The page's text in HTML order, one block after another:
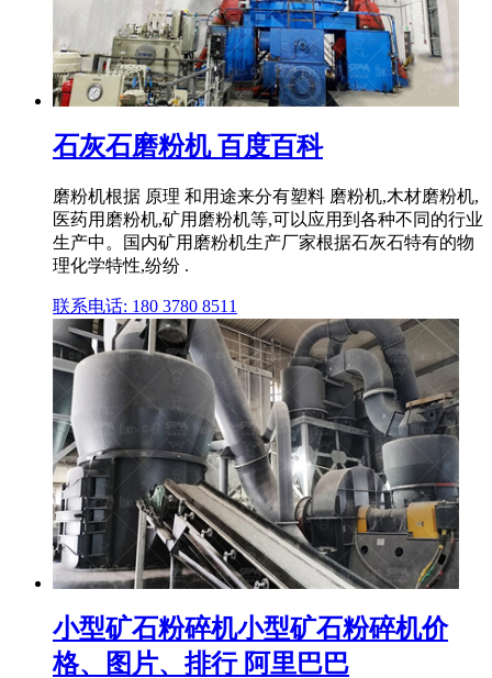
石灰石磨粉机 百度百科
磨粉机根据 原理 和用途来分有塑料 磨粉机,木材磨粉机,
医药用磨粉机,矿用磨粉机等,可以应用到各种不同的行业
生产中。国内矿用磨粉机生产厂家根据石灰石特有的物
理化学特性,纷纷 .
联系电话: 180 3780 8511
小型矿石粉碎机小型矿石粉碎机价
格、图片、排行 阿里巴巴